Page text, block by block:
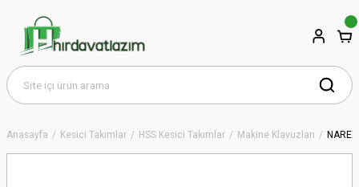
Anasayfa Kesici Takımlar HSS Kesici Takımlar Makine Klavuzları